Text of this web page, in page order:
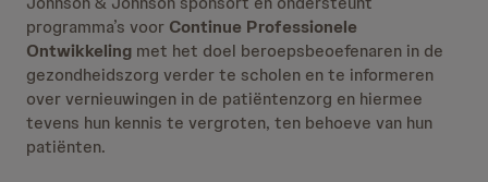
programma’s voor Continue Professionele
Ontwikkeling met het doel beroepsbeoefenaren in de
gezondheidszorg verder te scholen en te informeren
over vernieuwingen in de patiëntenzorg en hiermee
tevens hun kennis te vergroten, ten behoeve van hun
patiënten.